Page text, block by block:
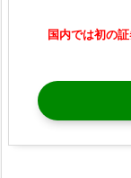
国内では初の